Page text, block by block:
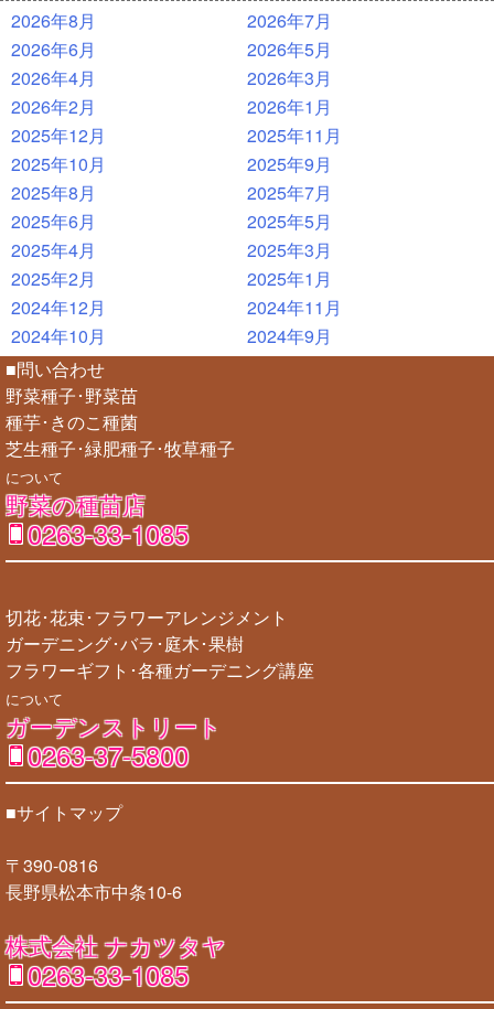
2026年8月
2026年7月
2026年6月
2026年5月
2026年4月
2026年3月
2026年2月
2026年1月
2025年12月
2025年11月
2025年10月
2025年9月
2025年8月
2025年7月
2025年6月
2025年5月
2025年4月
2025年3月
2025年2月
2025年1月
2024年12月
2024年11月
2024年10月
2024年9月
■問い合わせ
野菜種子･野菜苗
種芋･きのこ種菌
芝生種子･緑肥種子･牧草種子
について
野菜の種苗店
0263-33-1085
切花･花束･フラワーアレンジメント
ガーデニング･バラ･庭木･果樹
フラワーギフト･各種ガーデニング講座
について
ガーデンストリート
0263-37-5800
■サイトマップ
〒390-0816
長野県松本市中条10-6
株式会社 ナカツタヤ
0263-33-1085